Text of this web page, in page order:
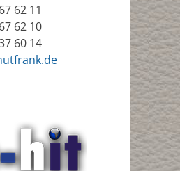
62 11
62 10
60 14